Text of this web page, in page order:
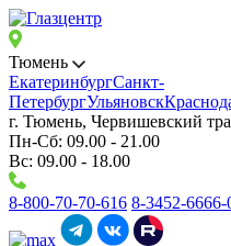
Тюмень
ЕкатеринбургСанкт-
ПетербургУльяновск
г. Тюмень, Червишевский
Пн-Сб: 09.00 - 21.00
Вс: 09.00 - 18.00
8-800-70-70-616 8-3452-6666-